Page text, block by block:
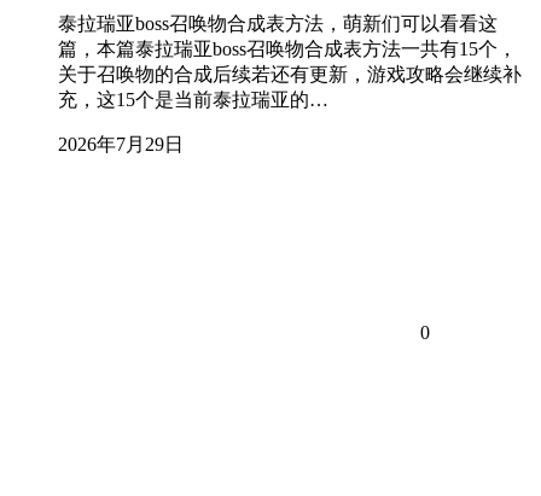
泰拉瑞亚boss召唤物合成表方法，萌新们可以看看这
篇，本篇泰拉瑞亚boss召唤物合成表方法一共有15个，
关于召唤物的合成后续若还有更新，游戏攻略会继续补
充，这15个是当前泰拉瑞亚的…
2026年7月29日
0